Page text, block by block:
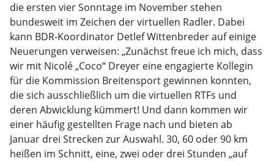
die ersten vier Sonntage im November stehen
bundesweit im Zeichen der virtuellen Radler. Dabei
kann BDR-Koordinator Detlef Wittenbreder auf einige
Neuerungen verweisen: „Zunächst freue ich mich, dass
wir mit Nicolé „Coco“ Dreyer eine engagierte Kollegin
für die Kommission Breitensport gewinnen konnten,
die sich ausschließlich um die virtuellen RTFs und
deren Abwicklung kümmert! Und dann kommen wir
einer häufig gestellten Frage nach und bieten ab
Januar drei Strecken zur Auswahl. 30, 60 oder 90 km
heißen im Schnitt, eine, zwei oder drei Stunden „auf